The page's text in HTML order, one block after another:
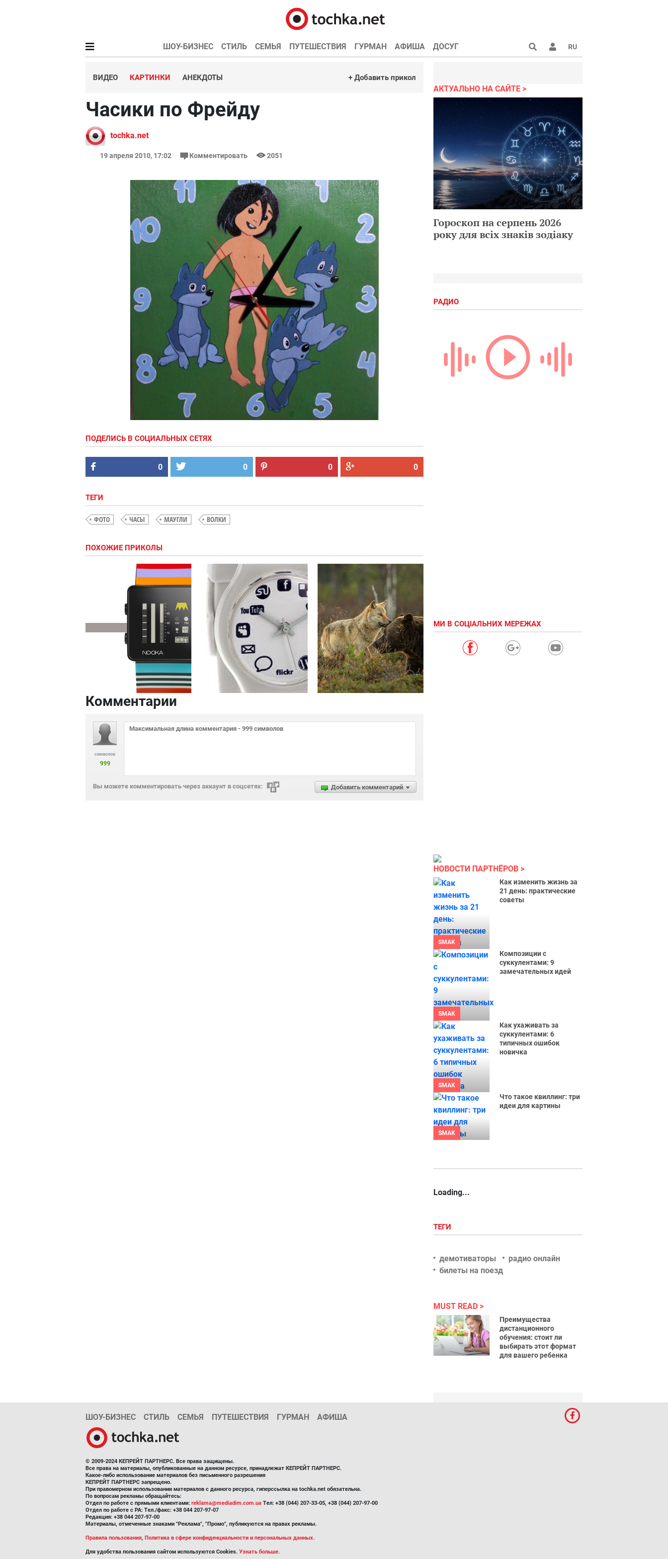
ШОУ-БИЗНЕС СТИЛЬ СЕМЬЯ ПУТЕШЕСТВИЯ ГУРМАН АФИША ДОСУГ RU
ВИДЕО КАРТИНКИ АНЕКДОТЫ + Добавить прикол
Часики по Фрейду
tochka.net
19 апреля 2010, 17:02 Комментировать 2051
ПОДЕЛИСЬ В СОЦИАЛЬНЫХ СЕТЯХ
0 0 0 0
ТЕГИ
ФОТО ЧАСЫ МАУГЛИ ВОЛКИ
ПОХОЖИЕ ПРИКОЛЫ
часы
time
to...
Комментарии
символов
999
Добавить комментарий
Вы можете комментировать через аккаунт в соцсетях:
АКТУАЛЬНО НА САЙТЕ
Гороскоп на серпень 2026
року для всіх знаків зодіаку
РАДИО
МИ В СОЦІАЛЬНИХ МЕРЕЖАХ
НОВОСТИ ПАРТНЁРОВ
SMAK
Как изменить жизнь за
21 день: практические
советы
SMAK
Композиции с
суккулентами: 9
замечательных идей
SMAK
Как ухаживать за
суккулентами: 6
типичных ошибок
новичка
SMAK
Что такое квиллинг: три
идеи для картины
Loading...
ТЕГИ
демотиваторы
радио онлайн
билеты на поезд
MUST READ
Преимущества
дистанционного
обучения: стоит ли
выбирать этот формат
для вашего ребенка
ШОУ-БИЗНЕС СТИЛЬ СЕМЬЯ ПУТЕШЕСТВИЯ ГУРМАН АФИША
© 2009-2024 КЕПРЕЙТ ПАРТНЕРС. Все права защищены.
Все права на материалы, опубликованные на данном ресурсе, принадлежат КЕПРЕЙТ ПАРТНЕРС.
Какое-либо использование материалов без письменного разрешения
КЕПРЕЙТ ПАРТНЕРС запрещено.
При правомерном использовании материалов с данного ресурса, гиперссылка на tochka.net обязательна.
По вопросам рекламы обращайтесь:
Отдел по работе с прямыми клиентами: reklama@mediadim.com.ua Тел: +38 (044) 207-33-05, +38 (044) 207-97-00
Отдел по работе с РА: Тел./факс: +38 044 207-97-07
Редакция: +38 044 207-97-00
Материалы, отмеченные знаками "Реклама", "Промо", публикуются на правах рекламы.
Правила пользования, Политика в сфере конфиденциальности и персональных данных.
Для удобства пользования сайтом используются Cookies. Узнать больше.